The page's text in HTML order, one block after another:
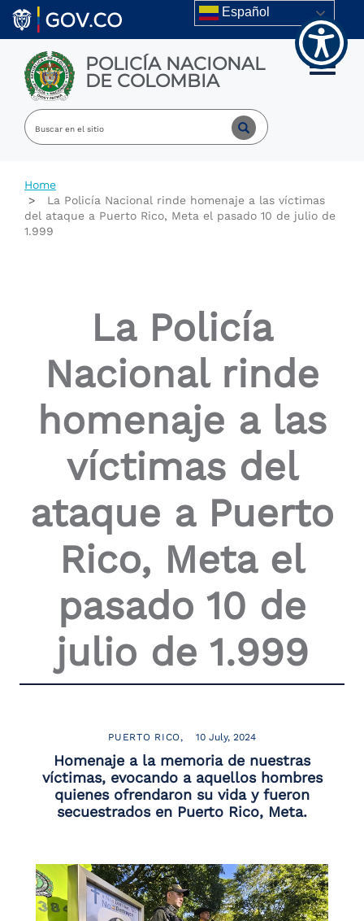
Welcome
All
Accessibility
screen
reader.
Accessibility
screen
interact
Skip to main content Español
POLICÍA NACIONAL
DE COLOMBIA Toggle
Home
La Policía Nacional rinde homenaje a las víctimas
del ataque a Puerto Rico, Meta el pasado 10 de julio de
1.999
La Policía
Nacional rinde
homenaje a las
víctimas del
ataque a Puerto
Rico, Meta el
pasado 10 de
julio de 1.999
PUERTO RICO 10 July, 2024
Homenaje a la memoria de nuestras
víctimas, evocando a aquellos hombres
quienes ofrendaron su vida y fueron
secuestrados en Puerto Rico, Meta.